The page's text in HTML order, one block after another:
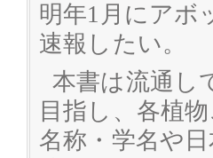
明年1月にアボ
速報したい。
本書は流通し
目指し、各植
名称・学名や